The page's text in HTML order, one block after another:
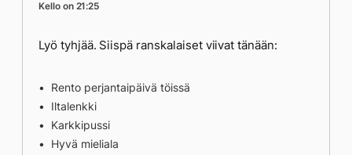
Kello on 21:25
Lyö tyhjää. Siispä ranskalaiset viivat tänään:
Rento perjantaipäivä töissä
Iltalenkki
Karkkipussi
Hyvä mieliala